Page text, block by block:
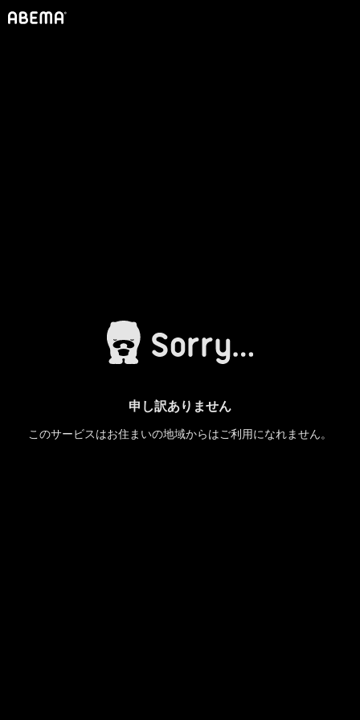
申し訳ありません
このサービスはお住まいの地域からはご利用になれません。